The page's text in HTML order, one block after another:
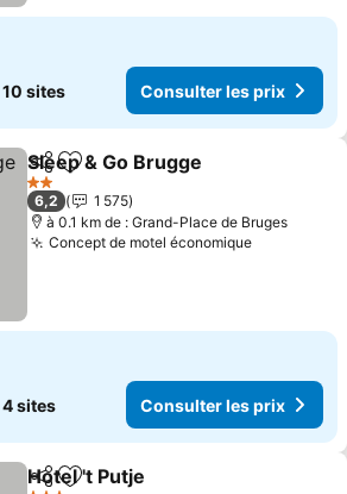
10 sites Consulter les prix
PartagerAjouter à mes favoris
Sleep & Go Brugge
2 Étoiles
6,2
1 575
à 0.1 km de : Grand-Place de Bruges
Concept de motel économiqueConsulter
4 sites Consulter les prix
PartagerAjouter à mes favoris
Hotel 't Putje